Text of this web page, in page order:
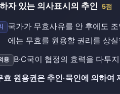
하자 있는 의사표시의 추인 5점
국가가 무효사유를 안 후에도
에는 무효를 원용할 권리를 상
용 B·C국이 협정의 효력을 다투
효 원용권은 추인·묵인에 의하여